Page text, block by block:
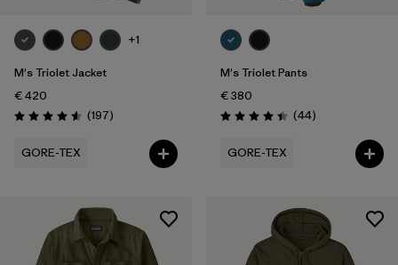
+1
M's Triolet Jacket
€ 420
Valutazione: 4.6 / 5
(197Recensioni
)
GORE-TEX
M's Triolet Pants
€ 380
Valutazione: 4.4 / 5
(44Recensioni
)
GORE-TEX